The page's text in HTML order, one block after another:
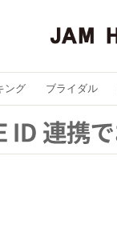
ング ブライダル